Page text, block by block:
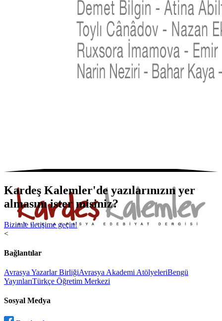
Kardeş Kalemler'de yazılarınızın yer
almasını ister misiniz?
Bizimle iletişime geçin!
<
Bağlantılar
Avrasya Yazarlar BirliğiAvrasya Akademi AtölyeleriBengü
YayınlarıTürkçe Öğretim Merkezi
Sosyal Medya